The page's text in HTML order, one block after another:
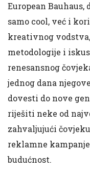
European
samo cool, već i
kreativnog
metodologije i
renesansnog
jednog dana
dovesti do nove
riješiti neke od
zahvaljujući
reklamne
budućnost.